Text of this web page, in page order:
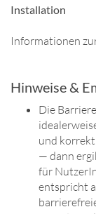
Installation
Informationen
Hinweise &
Die
und
— dann
für
entspricht